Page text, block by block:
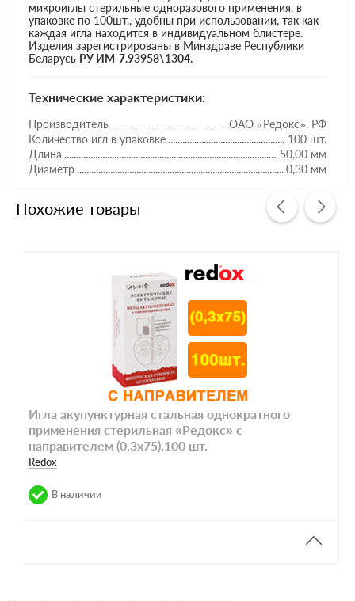
микроиглы стерильные одноразового применения, в
упаковке по 100шт., удобны при использовании, так как
каждая игла находится в индивидуальном блистере.
Изделия зарегистрированы в Минздраве Республики
Беларусь РУ ИМ-7.93958\1304.
Технические характеристики:
Производитель
ОАО «Редокс», РФ
Количество игл в упаковке
100 шт.
Длина
50,00 мм
Диаметр
0,30 мм
Похожие товары
Игла акупунктурная стальная однократного
применения стерильная «Редокс» с
направителем (0,3х75),100 шт.
Redox
В наличии